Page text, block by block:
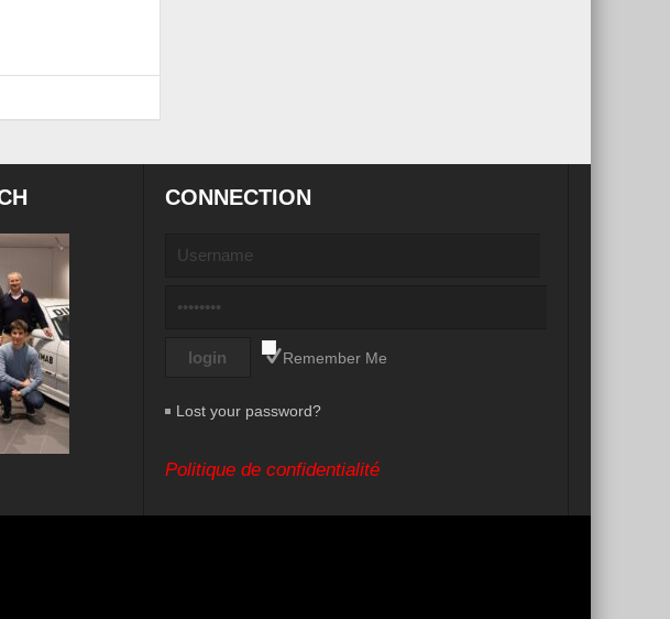
CONNECTION
Remember Me
Lost your password?
Politique de confidentialité